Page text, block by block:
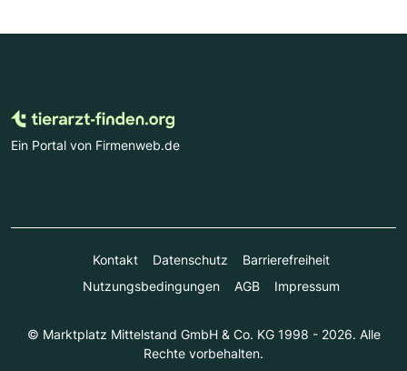
Ein Portal von Firmenweb.de
Kontakt Datenschutz
Barrierefreiheit
Nutzungsbedingungen
AGB Impressum
© Marktplatz Mittelstand GmbH & Co. KG 1998 - 2026. Alle
Rechte vorbehalten.